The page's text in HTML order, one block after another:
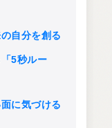
自分を創る
5秒ルー
に気づける